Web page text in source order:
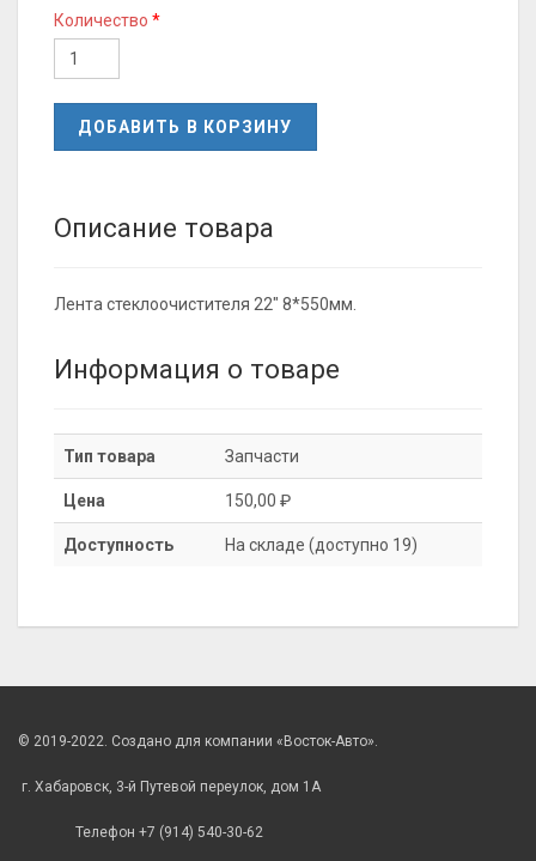
Количество
ДОБАВИТЬ В КОРЗИНУ
Описание товара
Лента стеклоочистителя 22" 8*550мм.
Информация о товаре
Тип товара Запчасти
Цена 150,00 ₽
Доступность На складе (доступно 19)
© 2019-2022. Создано для компании «Восток-Авто».
г. Хабаровск, 3-й Путевой переулок, дом 1А
Телефон +7 (914) 540-30-62